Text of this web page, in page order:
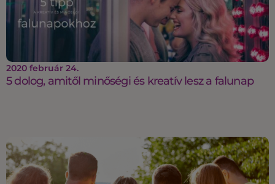
2020 február 24.
5 dolog, amitől minőségi és kreatív lesz a falunap